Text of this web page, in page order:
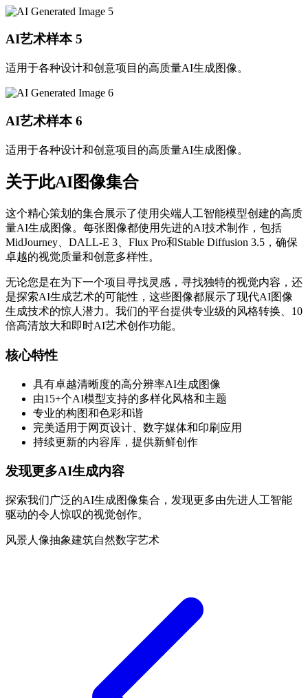
AI艺术样本 5
适用于各种设计和创意项目的高质量AI生成图像。
AI艺术样本 6
适用于各种设计和创意项目的高质量AI生成图像。
关于此AI图像集合
这个精心策划的集合展示了使用尖端人工智能模型创建的高质
量AI生成图像。每张图像都使用先进的AI技术制作，包括
MidJourney、DALL-E 3、Flux Pro和Stable Diffusion 3.5，确保
卓越的视觉质量和创意多样性。
无论您是在为下一个项目寻找灵感，寻找独特的视觉内容，还
是探索AI生成艺术的可能性，这些图像都展示了现代AI图像
生成技术的惊人潜力。我们的平台提供专业级的风格转换、10
倍高清放大和即时AI艺术创作功能。
核心特性
具有卓越清晰度的高分辨率AI生成图像
由15+个AI模型支持的多样化风格和主题
专业的构图和色彩和谐
完美适用于网页设计、数字媒体和印刷应用
持续更新的内容库，提供新鲜创作
发现更多AI生成内容
探索我们广泛的AI生成图像集合，发现更多由先进人工智能
驱动的令人惊叹的视觉创作。
风景人像抽象建筑自然数字艺术